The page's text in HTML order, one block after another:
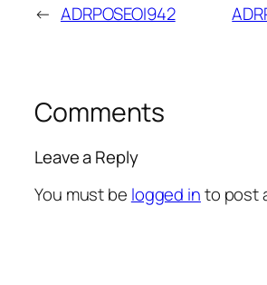
← ADRPOSEOI942
Comments
Leave a Reply
You must be logged into post